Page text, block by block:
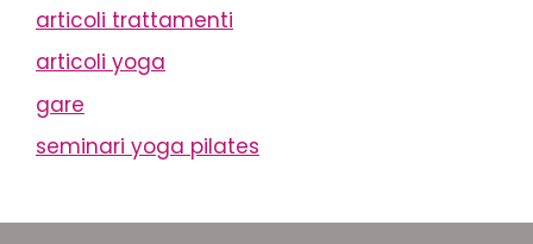
articoli trattamenti
articoli yoga
gare
seminari yoga pilates